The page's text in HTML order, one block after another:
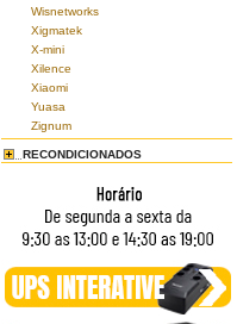
Wisnetworks
Xigmatek
X-mini
Xilence
Xiaomi
Yuasa
Zignum
RECONDICIONADOS